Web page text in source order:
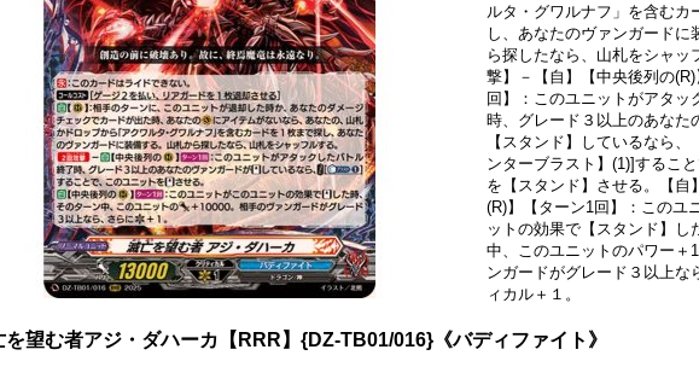
ルタ・グワルナフ」を含むカ
し、あなたのヴァンガードに
ら探したなら、山札をシャッ
撃】－【自】【中央後列の
回】：このユニットがアタッ
時、グレード３以上のあなた
【スタンド】しているなら、
ンターブラスト】(1)]するこ
を【スタンド】させる。【自
(R)】【ターン1回】：このユ
ットの効果で【スタンド】し
中、このユニットのパワー＋
ンガードがグレード３以上な
ィカル＋１。
を望む者アジ・ダハーカ【RRR】{DZ-TB01/016}《バディファイト》